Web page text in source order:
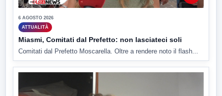
6 AGOSTO 2026
ATTUALITÀ
Miasmi, Comitati dal Prefetto: non lasciateci soli
Comitati dal Prefetto Moscarella. Oltre a rendere noto il flash...